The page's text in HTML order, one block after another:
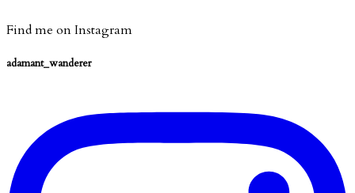
Find me on Instagram
adamant_wanderer